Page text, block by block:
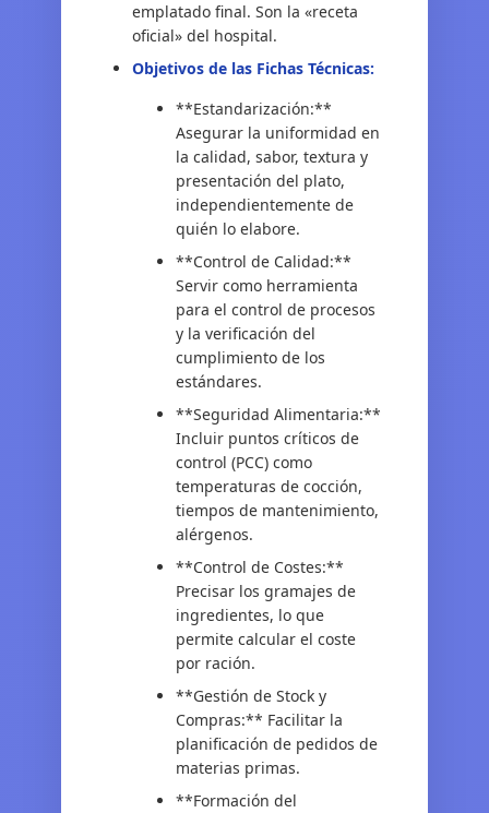
emplatado final. Son la «receta
oficial» del hospital.
Objetivos de las Fichas Técnicas:
**Estandarización:**
Asegurar la uniformidad en
la calidad, sabor, textura y
presentación del plato,
independientemente de
quién lo elabore.
**Control de Calidad:**
Servir como herramienta
para el control de procesos
y la verificación del
cumplimiento de los
estándares.
**Seguridad Alimentaria:**
Incluir puntos críticos de
control (PCC) como
temperaturas de cocción,
tiempos de mantenimiento,
alérgenos.
**Control de Costes:**
Precisar los gramajes de
ingredientes, lo que
permite calcular el coste
por ración.
**Gestión de Stock y
Compras:** Facilitar la
planificación de pedidos de
materias primas.
**Formación del